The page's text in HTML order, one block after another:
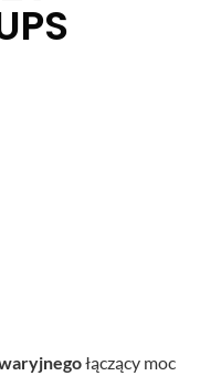
łączący moc